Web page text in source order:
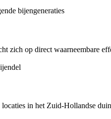
zich op direct waarneembare
in het Zuid-Hollandse